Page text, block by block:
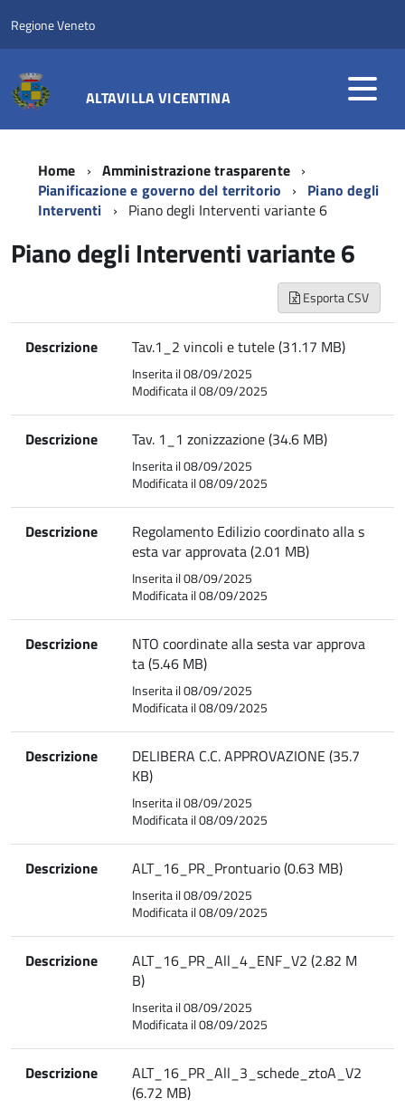
Regione Veneto
ALTAVILLA VICENTINA
Home
Amministrazione trasparente
Pianificazione e governo del territorio
Piano degli
Interventi
Piano degli Interventi variante 6
Piano degli Interventi variante 6
Esporta CSV
Descrizione Tav.1_2 vincoli e tutele (31.17 MB)
Inserita il 08/09/2025
Modificata il 08/09/2025
Descrizione Tav. 1_1 zonizzazione (34.6 MB)
Inserita il 08/09/2025
Modificata il 08/09/2025
Descrizione
Regolamento Edilizio coordinato alla s
esta var approvata (2.01 MB)
Inserita il 08/09/2025
Modificata il 08/09/2025
Descrizione
NTO coordinate alla sesta var approva
ta (5.46 MB)
Inserita il 08/09/2025
Modificata il 08/09/2025
Descrizione
DELIBERA C.C. APPROVAZIONE (35.7
KB)
Inserita il 08/09/2025
Modificata il 08/09/2025
Descrizione ALT_16_PR_Prontuario (0.63 MB)
Inserita il 08/09/2025
Modificata il 08/09/2025
Descrizione
ALT_16_PR_All_4_ENF_V2 (2.82 M
B)
Inserita il 08/09/2025
Modificata il 08/09/2025
Descrizione
ALT_16_PR_All_3_schede_ztoA_V2
(6.72 MB)